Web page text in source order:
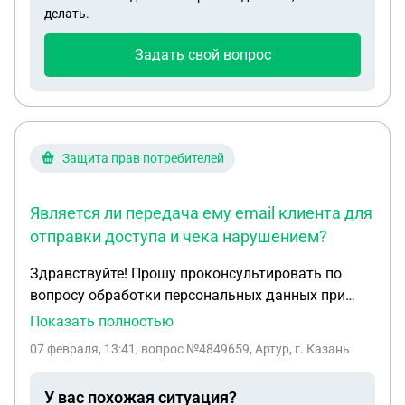
взыскать по не расторженглму договору деньги
за аренду, если в переписке ген. директор просил
перезаключить договор аренды с другим своим
ООО2. 3. У него были просрочки, можно ли
неплатежеспособности одной ООО можно ли
делать.
Задать свой вопрос
Защита прав потребителей
Является ли передача ему email клиента для
отправки доступа и чека нарушением?
Здравствуйте! Прошу проконсультировать по
вопросу обработки персональных данных при
продаже цифровых товаров. Суть:Я продаю
Форма заказа собирает два поля: 1. Email
Показать полностью
07 февраля, 13:41 , вопрос №4849659, Артур, г. Казань
У вас похожая ситуация?